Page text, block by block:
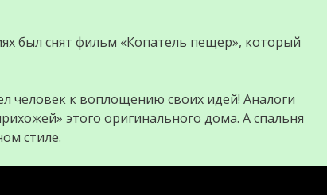
был снят фильм «Копатель пещер», который
человек к воплощению своих идей! Аналоги
этого оригинального дома. А спальня
стиле.